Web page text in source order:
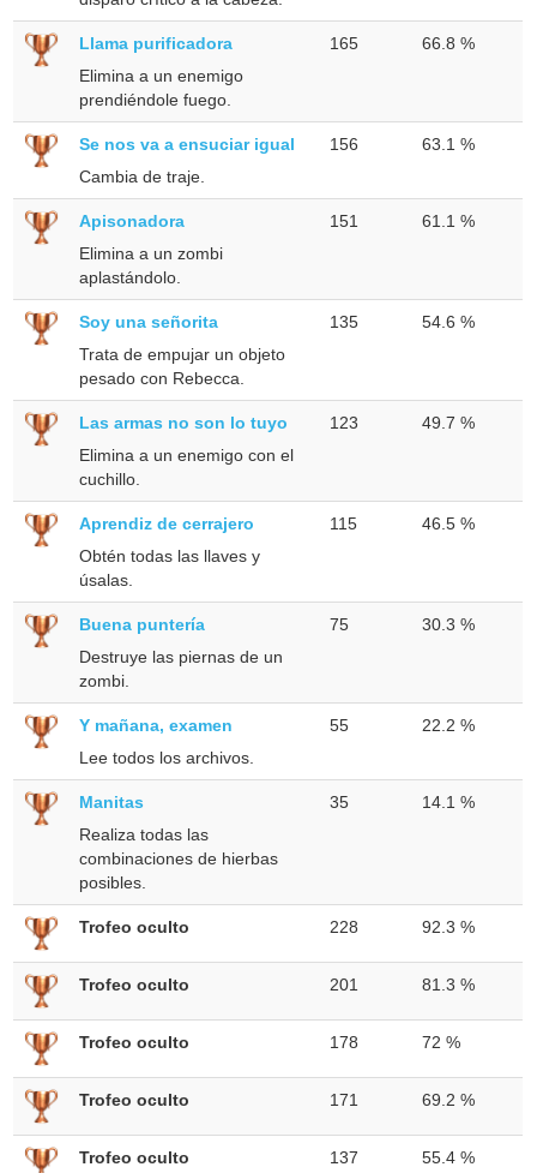
Llama purificadora
Elimina a un enemigo
prendiéndole fuego.
165 66.8 %
Se nos va a ensuciar igual
Cambia de traje.
156 63.1 %
Apisonadora
Elimina a un zombi
aplastándolo.
151 61.1 %
Soy una señorita
Trata de empujar un objeto
pesado con Rebecca.
135 54.6 %
Las armas no son lo tuyo
Elimina a un enemigo con el
cuchillo.
123 49.7 %
Aprendiz de cerrajero
Obtén todas las llaves y
úsalas.
115 46.5 %
Buena puntería
Destruye las piernas de un
zombi.
75 30.3 %
Y mañana, examen
Lee todos los archivos.
55 22.2 %
Manitas
Realiza todas las
combinaciones de hierbas
posibles.
35 14.1 %
Trofeo oculto 228 92.3 %
Trofeo oculto 201 81.3 %
Trofeo oculto 178 72 %
Trofeo oculto 171 69.2 %
Trofeo oculto 137 55.4 %